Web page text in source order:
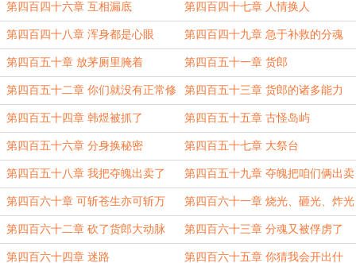
第四百四十六章 互相漏底 第四百四十七章 人情换人
第四百四十八章 浑身都是心眼 第四百四十九章 急于补救的分魂
第四百五十章 放茅厕里腌着 第四百五十一章 货郎
第四百五十二章 你们就没有正常修
士？
第四百五十三章 货郎的诸多能力
第四百五十四章 韩煜被抓了 第四百五十五章 古怪岛屿
第四百五十六章 分身换秘密 第四百五十七章 大祭台
第四百五十八章 我把夺魄出卖了 第四百五十九章 夺魄把咱们俩出卖
了
第四百六十章 可斩苍生亦可斩万
物！
第四百六十一章 烧光、砸光、炸光
第四百六十二章 砍了货郎大动脉 第四百六十三章 分魂又被俘虏了
第四百六十四章 迷路 第四百六十五章 你猜我会开出什